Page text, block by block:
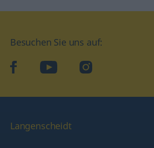
Besuchen Sie uns auf:
facebookYouTube Instagram
Langenscheidt